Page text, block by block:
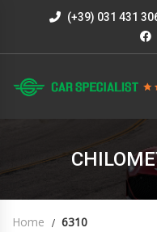
(+39) 031 431
Home 6310